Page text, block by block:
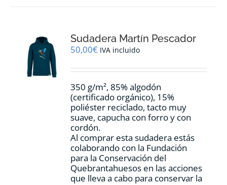
se
pueden
en
página
de
producto
Sudadera Martín Pescador
50,00€ IVA incluido
350 g/m², 85% algodón
(certificado orgánico), 15%
poliéster reciclado, tacto muy
suave, capucha con forro y con
cordón.
Al comprar esta sudadera estás
colaborando con la Fundación
para la Conservación del
Quebrantahuesos en las acciones
que lleva a cabo para conservar la